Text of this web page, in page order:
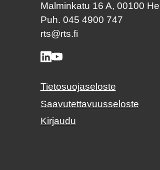
Malminkatu 16 A, 00100
Puh. 045 4900 747
rts@rts.fi
Tietosuojaseloste
Saavutettavuusseloste
Kirjaudu